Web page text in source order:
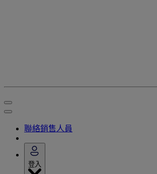
聯絡銷售人員
登入